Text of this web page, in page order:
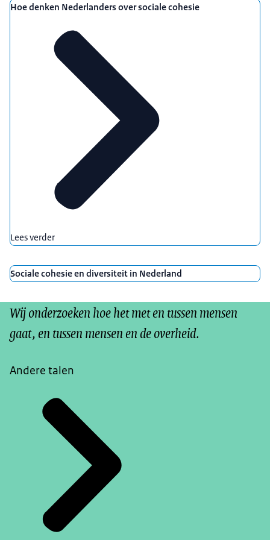
Hoe denken Nederlanders over sociale cohesie
Lees verder
Sociale cohesie en diversiteit in Nederland
Wij onderzoeken hoe het met en tussen mensen
gaat, en tussen mensen en de overheid.
Andere talen